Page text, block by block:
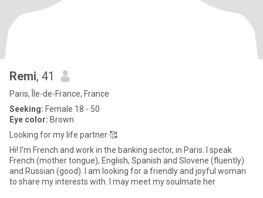
Remi, 41
Paris, Île-de-France, France
Seeking: Female 18 - 50
Eye color: Brown
Looking for my life partner 🥰
Hi! I'm French and work in the banking sector, in Paris. I speak
French (mother tongue), English, Spanish and Slovene (fluently)
and Russian (good). I am looking for a friendly and joyful woman
to share my interests with. I may meet my soulmate her